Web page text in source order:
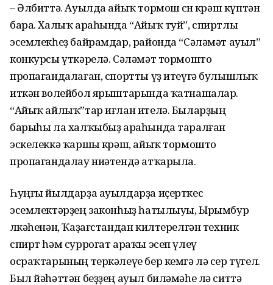
– Әлбиттә. Ауылда айыҡ тормош өсөн көрәш күптән
бара. Ха­лыҡ араһында “Айыҡ туй”, спиртлы
эсемлекһеҙ байрамдар, районда “Сәләмәт ауыл”
конкурсы үткәрелә. Сәләмәт тормошто
пропаган­да­лаған, спортты үҙ итеүгә булыш­лыҡ
иткән волейбол ярыштарында ҡатнашалар.
“Айыҡ айлыҡ”тар иғлан ителә. Быларҙың
барыһы ла халҡыбыҙ араһында таралған
эскелеккә ҡаршы көрәш, айыҡ тормошто
пропагандалау ниәтендә атҡарыла.
Һуңғы йылдарҙа ауылдарҙа иҫерткес
эсемлектәрҙең законһыҙ һатылыуы, Ырымбур
өлкәһенән, Ҡаҙағстандан килтерелгән техник
спирт һәм суррогат араҡы эсеп үлеү
осраҡтарының теркәлеүе бер кемгә лә сер түгел.
Был йәһәттән беҙҙең ауыл биләмәһе лә ситтә